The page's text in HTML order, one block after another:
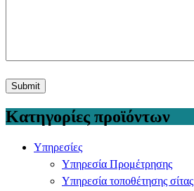
Κατηγορίες προϊόντων
Υπηρεσίες
Υπηρεσία Προμέτρησης
Υπηρεσία τοποθέτησης σίτας